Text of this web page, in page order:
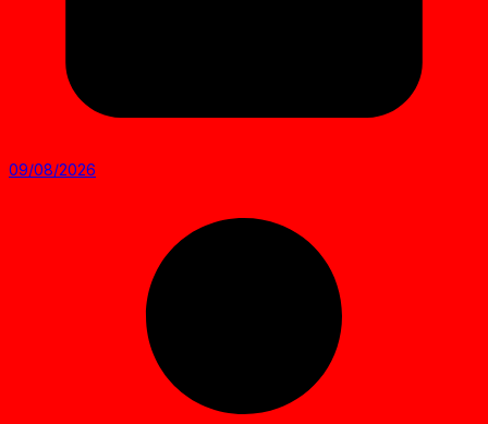
09/08/2026